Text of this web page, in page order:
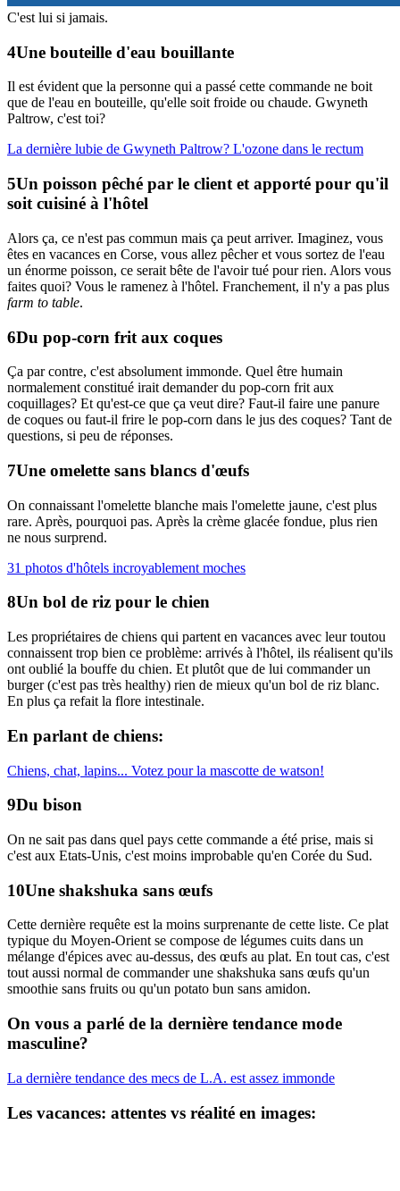
C'est lui si jamais.
Une bouteille d'eau bouillante
Il est évident que la personne qui a passé cette commande ne boit
que de l'eau en bouteille, qu'elle soit froide ou chaude. Gwyneth
Paltrow, c'est toi?
La dernière lubie de Gwyneth Paltrow? L'ozone dans le rectum
Un poisson pêché par le client et apporté pour qu'il
soit cuisiné à l'hôtel
Alors ça, ce n'est pas commun mais ça peut arriver. Imaginez, vous
êtes en vacances en Corse, vous allez pêcher et vous sortez de l'eau
un énorme poisson, ce serait bête de l'avoir tué pour rien. Alors vous
faites quoi? Vous le ramenez à l'hôtel. Franchement, il n'y a pas plus
farm to table.
Du pop-corn frit aux coques
Ça par contre, c'est absolument immonde. Quel être humain
normalement constitué irait demander du pop-corn frit aux
coquillages? Et qu'est-ce que ça veut dire? Faut-il faire une panure
de coques ou faut-il frire le pop-corn dans le jus des coques? Tant de
questions, si peu de réponses.
Une omelette sans blancs d'œufs
On connaissant l'omelette blanche mais l'omelette jaune, c'est plus
rare. Après, pourquoi pas. Après la crème glacée fondue, plus rien
ne nous surprend.
31 photos d'hôtels incroyablement moches
Un bol de riz pour le chien
Les propriétaires de chiens qui partent en vacances avec leur toutou
connaissent trop bien ce problème: arrivés à l'hôtel, ils réalisent qu'ils
ont oublié la bouffe du chien. Et plutôt que de lui commander un
burger (c'est pas très healthy) rien de mieux qu'un bol de riz blanc.
En plus ça refait la flore intestinale.
En parlant de chiens:
Chiens, chat, lapins... Votez pour la mascotte de watson!
Du bison
On ne sait pas dans quel pays cette commande a été prise, mais si
c'est aux Etats-Unis, c'est moins improbable qu'en Corée du Sud.
Une shakshuka sans œufs
Cette dernière requête est la moins surprenante de cette liste. Ce plat
typique du Moyen-Orient se compose de légumes cuits dans un
mélange d'épices avec au-dessus, des œufs au plat. En tout cas, c'est
tout aussi normal de commander une shakshuka sans œufs qu'un
smoothie sans fruits ou qu'un potato bun sans amidon.
On vous a parlé de la dernière tendance mode
masculine?
La dernière tendance des mecs de L.A. est assez immonde
Les vacances: attentes vs réalité en images: